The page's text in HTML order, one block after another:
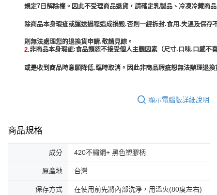
規定7日解除權。因此不受理商品退貨，請確定乳製品、冷凍冷藏商
除商品本身瑕疵或運送過程造成損毀.否則一經拆封.食用.失溫及保存
2.非商品本身瑕疵:食品類恕不接受個人主觀因素（尺寸.口味.口感不
或是收到商品時意願降低.臨時取消。因此非商品瑕疵恕無法辦理退
顯示電腦版詳細說明
商品規格
成分 420不鏽鋼+ 黑色塑膠柄
原產地 台灣
保存方式
在使用前先將內部洗淨，用溫火(80度左右)